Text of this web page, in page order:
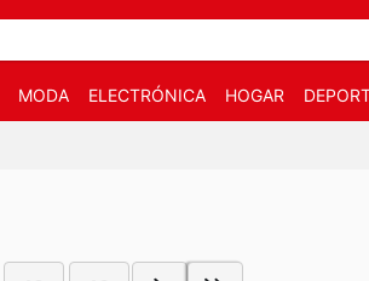
MODA ELECTRÓNICA HOGAR